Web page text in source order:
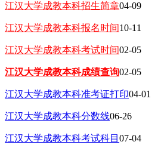
江汉大学成教本科招生简章04-09
江汉大学成教本科报名时间10-11
江汉大学成教本科考试时间02-05
江汉大学成教本科成绩查询02-05
江汉大学成教本科准考证打印04-01
江汉大学成教本科分数线06-26
江汉大学成教本科考试科目 07-04